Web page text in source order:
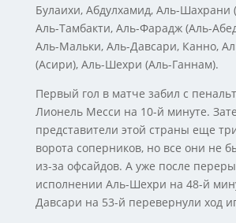
Булаихи, Абдулхамид, Аль-Шахрани
Аль-Тамбакти, Аль-Фарадж (Аль-
Аль-Мальки, Аль-Давсари, Канно,
(Асири), Аль-Шехри (Аль-Ганнам).
Первый гол в матче забил с
Лионель Месси на 10-й минуте.
представители этой страны еще
ворота соперников, но все они не
из-за офсайдов. А уже после
исполнении Аль-Шехри на 48-й
Давсари на 53-й перевернули ход